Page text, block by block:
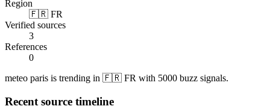
Region
🇫🇷 FR
Verified sources
3
References
0
meteo paris is trending in 🇫🇷 FR with 5000 buzz signals.
Recent source timeline